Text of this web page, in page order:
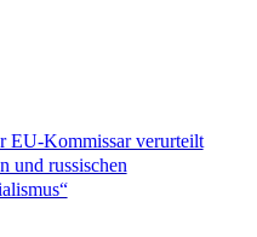
EU-Kommissar verurteilt
und russischen